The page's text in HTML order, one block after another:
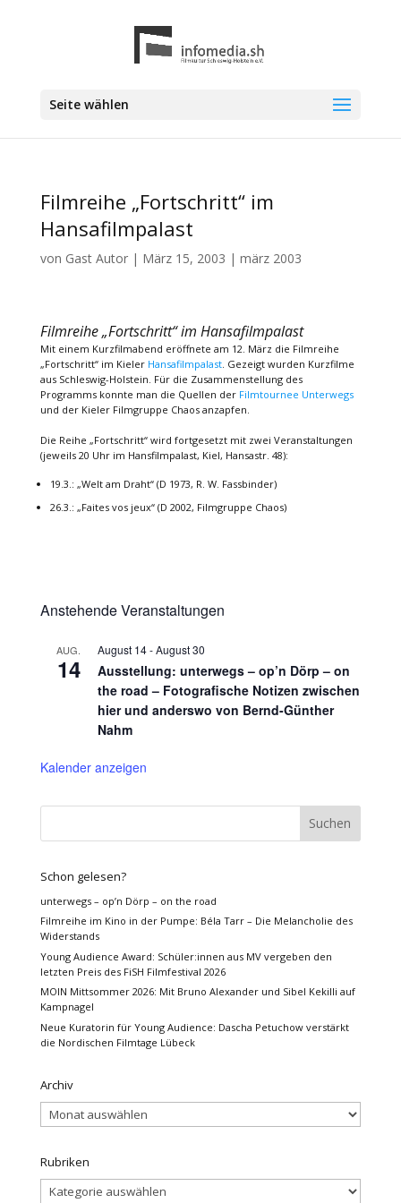
Seite wählen
Filmreihe „Fortschritt“ im
Hansafilmpalast
von Gast Autor| März 15, 2003 | märz 2003
Filmreihe „Fortschritt“ im Hansafilmpalast
Mit einem Kurzfilmabend eröffnete am 12. März die Filmreihe
„Fortschritt“ im Kieler Hansafilmpalast. Gezeigt wurden Kurzfilme
aus Schleswig-Holstein. Für die Zusammenstellung des
Programms konnte man die Quellen der Filmtournee Unterwegs
und der Kieler Filmgruppe Chaos anzapfen.
Die Reihe „Fortschritt“ wird fortgesetzt mit zwei Veranstaltungen
(jeweils 20 Uhr im Hansfilmpalast, Kiel, Hansastr. 48):
19.3.: „Welt am Draht“ (D 1973, R. W. Fassbinder)
26.3.: „Faites vos jeux“ (D 2002, Filmgruppe Chaos)
Anstehende Veranstaltungen
AUG.
14
August 14-August 30
Ausstellung: unterwegs – op’n Dörp – on
the road – Fotografische Notizen zwischen
hier und anderswo von Bernd-Günther
Nahm
Kalender anzeigen
Schon gelesen?
unterwegs – op’n Dörp – on the road
Filmreihe im Kino in der Pumpe: Béla Tarr – Die Melancholie des
Widerstands
Young Audience Award: Schüler:innen aus MV vergeben den
letzten Preis des FiSH Filmfestival 2026
MOIN Mittsommer 2026: Mit Bruno Alexander und Sibel Kekilli auf
Kampnagel
Neue Kuratorin für Young Audience: Dascha Petuchow verstärkt
die Nordischen Filmtage Lübeck
Archiv
Archiv
Rubriken
Rubriken